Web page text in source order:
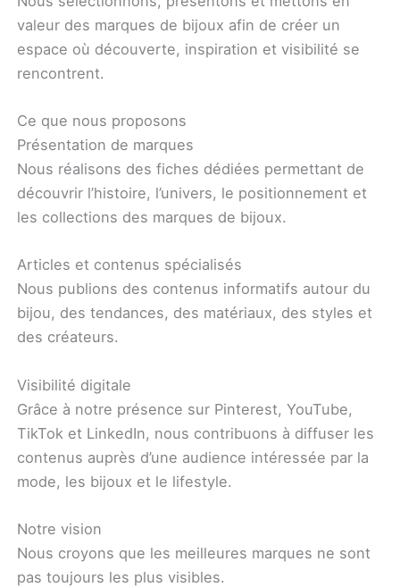
valeur des marques de bijoux afin de créer un
espace où découverte, inspiration et visibilité se
rencontrent.
Ce que nous proposons
Présentation de marques
Nous réalisons des fiches dédiées permettant de
découvrir l’histoire, l’univers, le positionnement et
les collections des marques de bijoux.
Articles et contenus spécialisés
Nous publions des contenus informatifs autour du
bijou, des tendances, des matériaux, des styles et
des créateurs.
Visibilité digitale
Grâce à notre présence sur Pinterest, YouTube,
TikTok et LinkedIn, nous contribuons à diffuser les
contenus auprès d’une audience intéressée par la
mode, les bijoux et le lifestyle.
Notre vision
Nous croyons que les meilleures marques ne sont
pas toujours les plus visibles.